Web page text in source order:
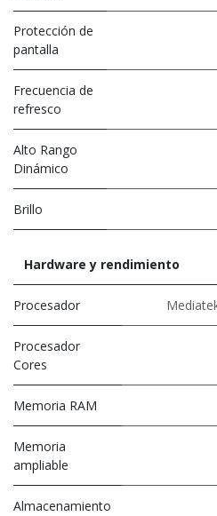
Protección de
pantalla
Frecuencia de
refresco
Alto Rango
Dinámico
Brillo
Hardware y rendimiento
Procesador
Procesador
Cores
Memoria RAM
Memoria
ampliable
Almacenamiento